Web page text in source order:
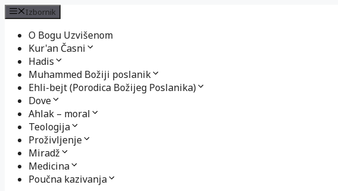
Izbornik
O Bogu Uzvišenom
Kur'an Časni
Hadis
Muhammed Božiji poslanik
Ehli-bejt (Porodica Božijeg Poslanika)
Dove
Ahlak – moral
Teologija
Proživljenje
Miradž
Medicina
Poučna kazivanja